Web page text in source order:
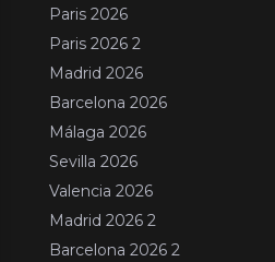
Paris 2026
Paris 2026 2
Madrid 2026
Barcelona 2026
Málaga 2026
Sevilla 2026
Valencia 2026
Madrid 2026 2
Barcelona 2026 2